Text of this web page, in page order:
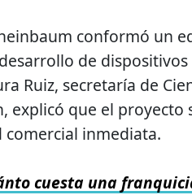
conformó un
de dispositivos
Ruiz, secretaría de
explicó que el proyecto
inmediata.
cuesta una